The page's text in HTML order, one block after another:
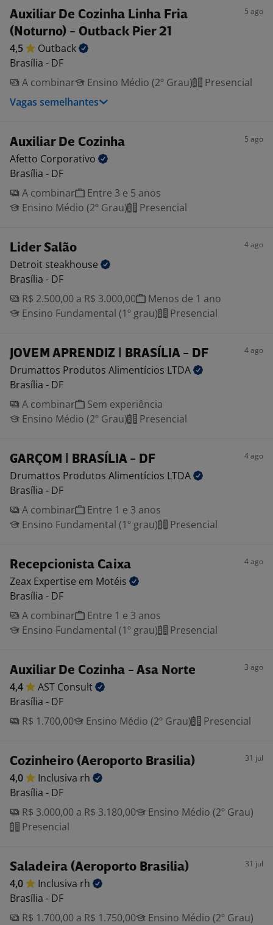
Auxiliar De Cozinha Linha Fria
(Noturno) - Outback Pier 21
5 ago
4,5
Outback
Brasília - DF
A combinar
Ensino Médio (2º Grau)
Presencial
Vagas semelhantes
Auxiliar De Cozinha 5 ago
Afetto Corporativo
Brasília - DF
A combinar
Entre 3 e 5 anos
Ensino Médio (2º Grau)
Presencial
Lider Salão 4 ago
Detroit steakhouse
Brasília - DF
R$ 2.500,00 a R$ 3.000,00
Menos de 1 ano
Ensino Fundamental (1º grau)
Presencial
JOVEM APRENDIZ | BRASÍLIA - DF 4 ago
Drumattos Produtos Alimentícios LTDA
Brasília - DF
A combinar
Sem experiência
Ensino Médio (2º Grau)
Presencial
GARÇOM | BRASÍLIA - DF 4 ago
Drumattos Produtos Alimentícios LTDA
Brasília - DF
A combinar
Entre 1 e 3 anos
Ensino Fundamental (1º grau)
Presencial
Recepcionista Caixa 4 ago
Zeax Expertise em Motéis
Brasília - DF
A combinar
Entre 1 e 3 anos
Ensino Fundamental (1º grau)
Presencial
Auxiliar De Cozinha - Asa Norte 3 ago
4,4 AST Consult
Brasília - DF
R$ 1.700,00
Ensino Médio (2º Grau) Presencial
Cozinheiro (Aeroporto Brasilia) 31 jul
4,0 Inclusiva rh
Brasília - DF
R$ 3.000,00 a R$ 3.180,00
Ensino Médio (2º Grau)
Presencial
Saladeira (Aeroporto Brasilia) 31 jul
4,0 Inclusiva rh
Brasília - DF
R$ 1.700,00 a R$ 1.750,00
Ensino Médio (2º Grau)